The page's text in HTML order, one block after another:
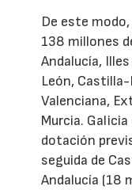
De este
138 millones
Andalucía,
León, Castilla-
Valenciana,
Murcia.
dotación
seguida de
Andalucía (18